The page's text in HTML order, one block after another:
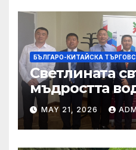
БЪЛГАРО-КИТАЙСКА
Светлината
мъдростта
MAY 21, 2026